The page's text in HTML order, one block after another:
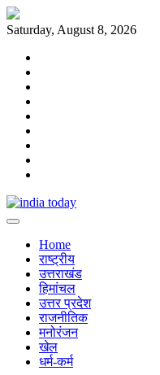
Skip
to
Saturday, August 8, 2026
Home
राष्ट्रीय
उत्तराखंड
हिमांचल
उत्तर प्रदेश
राजनीतिक
मनोरंजन
खेल
धर्म-कर्म